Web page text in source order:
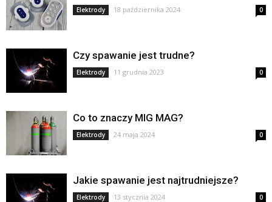
Elektrody 18 października 2024 0
Czy spawanie jest trudne?
Elektrody 11 grudnia 2023 0
Co to znaczy MIG MAG?
Elektrody 24 maja 2024 0
Jakie spawanie jest najtrudniejsze?
Elektrody 13 stycznia 2024 0